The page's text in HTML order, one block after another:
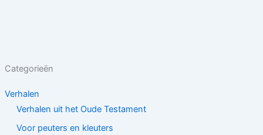
Categorieën
Verhalen
Verhalen uit het Oude Testament
Voor peuters en kleuters